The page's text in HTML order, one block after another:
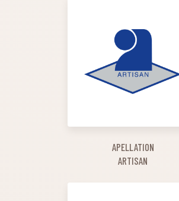
APELLATION
ARTISAN